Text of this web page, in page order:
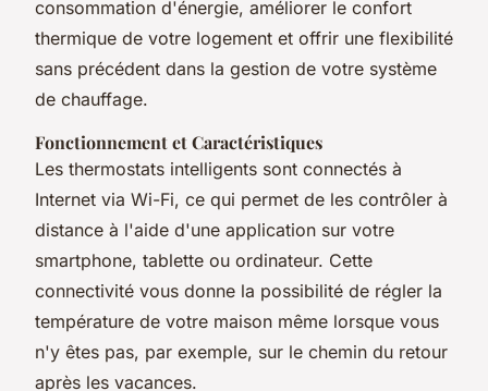
consommation d'énergie, améliorer le confort
thermique de votre logement et offrir une flexibilité
sans précédent dans la gestion de votre système
de chauffage.
Fonctionnement et Caractéristiques
Les thermostats intelligents sont connectés à
Internet via Wi-Fi, ce qui permet de les contrôler à
distance à l'aide d'une application sur votre
smartphone, tablette ou ordinateur. Cette
connectivité vous donne la possibilité de régler la
température de votre maison même lorsque vous
n'y êtes pas, par exemple, sur le chemin du retour
après les vacances.